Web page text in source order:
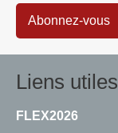
Abonnez-vous
Liens utiles
FLEX2026